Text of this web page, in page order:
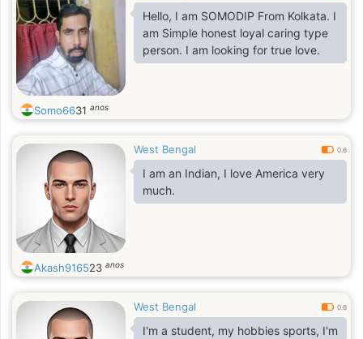
Hello, I am SOMODIP From Kolkata. I
am Simple honest loyal caring type
person. I am looking for true love.
Somo6631 anos
West Bengal 0.6
I am an Indian, I love America very
much.
Akash916523 anos
West Bengal 0.6
I'm a student, my hobbies sports, I'm